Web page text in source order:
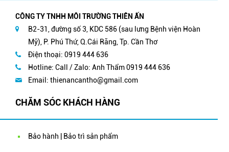
CÔNG TY TNHH MÔI TRƯỜNG THIÊN ẤN
B2-31, đường số 3, KDC 586 (sau lưng Bệnh viện Hoàn
Mỹ), P. Phú Thứ, Q.Cái Răng, Tp. Cần Thơ
Điện thoại: 0919 444 636
Hotline: Call / Zalo: Anh Thẩm 0919 444 636
Email: thienancantho@gmail.com
CHĂM SÓC KHÁCH HÀNG
Bảo hành | Bảo trì sản phẩm